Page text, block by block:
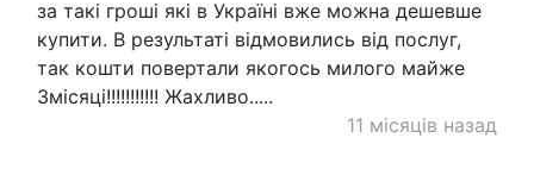
за такі гроші які в Україні вже можна дешевше
купити. В результаті відмовились від послуг,
так кошти повертали якогось милого майже
3місяці!!!!!!!!!!! Жахливо.....
11 місяців назад